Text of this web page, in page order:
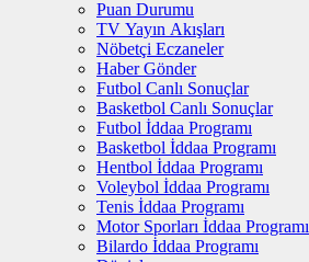
Puan Durumu
TV Yayın Akışları
Nöbetçi Eczaneler
Haber Gönder
Futbol Canlı Sonuçlar
Basketbol Canlı Sonuçlar
Futbol İddaa Programı
Basketbol İddaa Programı
Hentbol İddaa Programı
Voleybol İddaa Programı
Tenis İddaa Programı
Motor Sporları İddaa Programı
Bilardo İddaa Programı